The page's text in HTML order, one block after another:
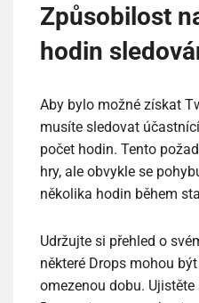
Způsobilost
hodin
Aby bylo možné získat
musíte sledovat
počet hodin. Tento
hry, ale obvykle se
několika hodin během
Udržujte si přehled o
některé Drops mohou
omezenou dobu.